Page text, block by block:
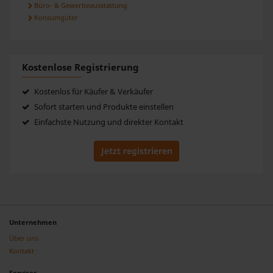
Büro- & Gewerbeausstattung
Konsumgüter
Kostenlose Registrierung
Kostenlos für Käufer & Verkäufer
Sofort starten und Produkte einstellen
Einfachste Nutzung und direkter Kontakt
Jetzt registrieren
Unternehmen
Über uns
Kontakt